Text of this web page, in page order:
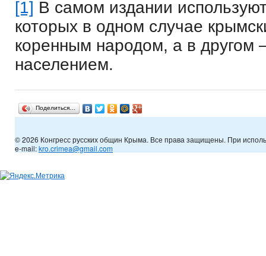
[1] В самом издании
которых в одном случае
коренным народом, а в другом
населением.
Поделиться…
© 2026 Конгресс русских общин Крыма. Все права защищены. При
e-mail:kro.crimea@gmail.com